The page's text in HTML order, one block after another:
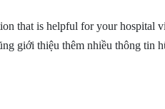
that is helpful for your hospital
giới thiệu thêm nhiều thông tin